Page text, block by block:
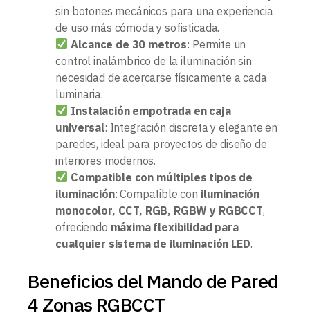
sin botones mecánicos para una experiencia
de uso más cómoda y sofisticada.
Alcance de 30 metros: Permite un
control inalámbrico de la iluminación sin
necesidad de acercarse físicamente a cada
luminaria.
Instalación empotrada en caja
universal: Integración discreta y elegante en
paredes, ideal para proyectos de diseño de
interiores modernos.
Compatible con múltiples tipos de
iluminación: Compatible con iluminación
monocolor, CCT, RGB, RGBW y RGBCCT,
ofreciendo máxima flexibilidad para
cualquier sistema de iluminación LED.
Beneficios del Mando de Pared
4 Zonas RGBCCT